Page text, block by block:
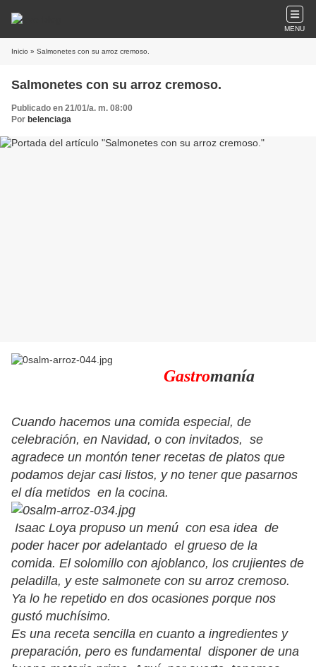
MENU
Inicio » Salmonetes con su arroz cremoso.
Salmonetes con su arroz cremoso.
Publicado en 21/01/a. m. 08:00
Por belenciaga
Gastromanía
Cuando hacemos una comida especial, de
celebración, en Navidad, o con invitados, se
agradece un montón tener recetas de platos que
podamos dejar casi listos, y no tener que pasarnos
el día metidos en la cocina.
Isaac Loya propuso un menú con esa idea de
poder hacer por adelantado el grueso de la
comida. El solomillo con ajoblanco, los crujientes de
peladilla, y este salmonete con su arroz cremoso.
Ya lo he repetido en dos ocasiones porque nos
gustó muchísimo.
Es una receta sencilla en cuanto a ingredientes y
preparación, pero es fundamental disponer de una